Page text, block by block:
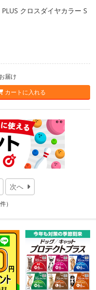
クロスダイヤカラー S
届け
カートに入れる
次へ
）